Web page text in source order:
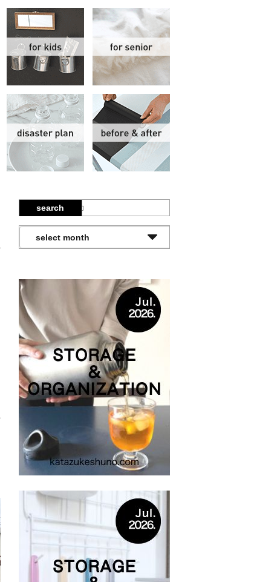
玄関 子供部屋
防災計画
search